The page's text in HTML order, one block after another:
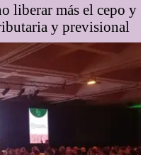
liberar más el cepo y
y previsional